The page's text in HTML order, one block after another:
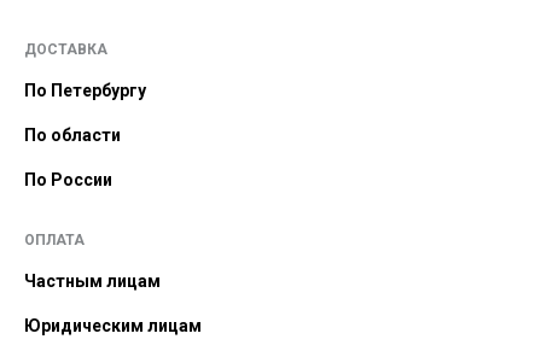
ДОСТАВКА
По Петербургу
По области
По России
ОПЛАТА
Частным лицам
Юридическим лицам